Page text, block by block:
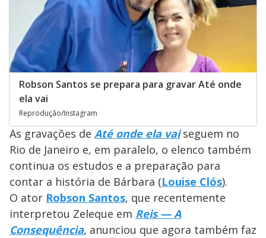
Robson Santos se prepara para gravar Até onde
ela vai
Reprodução/Instagram
As gravações de Até onde ela vaiseguem no
Rio de Janeiro e, em paralelo, o elenco também
continua os estudos e a preparação para
contar a história de Bárbara (Louise Clós).
O ator Robson Santos, que recentemente
interpretou Zeleque em Reis — A
Consequência, anunciou que agora também faz